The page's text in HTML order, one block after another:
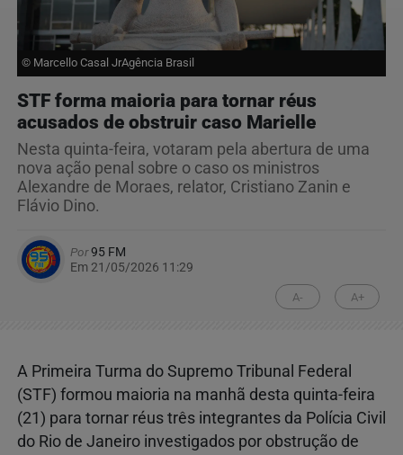
© Marcello Casal JrAgência Brasil
STF forma maioria para tornar réus
acusados de obstruir caso Marielle
Nesta quinta-feira, votaram pela abertura de uma
nova ação penal sobre o caso os ministros
Alexandre de Moraes, relator, Cristiano Zanin e
Flávio Dino.
Por95 FM
Em 21/05/2026 11:29
A- A+
A Primeira Turma do Supremo Tribunal Federal
(STF) formou maioria na manhã desta quinta-feira
(21) para tornar réus três integrantes da Polícia Civil
do Rio de Janeiro investigados por obstrução de